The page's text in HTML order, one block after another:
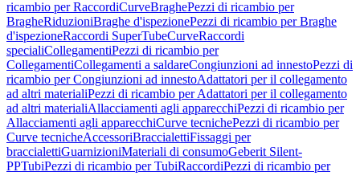
ricambio per RaccordiCurveBraghePezzi di ricambio per
BragheRiduzioniBraghe d'ispezionePezzi di ricambio per Braghe
d'ispezioneRaccordi SuperTubeCurveRaccordi
specialiCollegamentiPezzi di ricambio per
CollegamentiCollegamenti a saldareCongiunzioni ad innestoPezzi di
ricambio per Congiunzioni ad innestoAdattatori per il collegamento
ad altri materialiPezzi di ricambio per Adattatori per il collegamento
ad altri materialiAllacciamenti agli apparecchiPezzi di ricambio per
Allacciamenti agli apparecchiCurve tecnichePezzi di ricambio per
Curve tecnicheAccessoriBraccialettiFissaggi per
braccialettiGuarnizioniMateriali di consumoGeberit Silent-
PPTubiPezzi di ricambio per TubiRaccordiPezzi di ricambio per